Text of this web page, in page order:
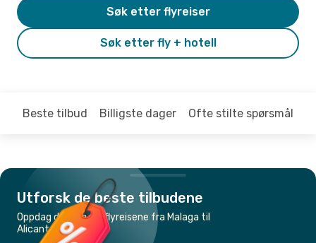
Søk etter fly + hotell
Søk etter flyreiser
Beste tilbud Billigste dager Ofte stilte spørsmål
Utforsk de beste tilbudene
Oppdag de billigste flyreisene fra Malaga til
Alicante